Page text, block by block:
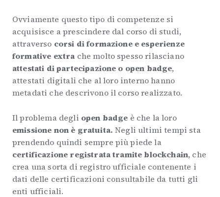
Ovviamente questo tipo di competenze si
acquisisce a prescindere dal corso di studi,
attraverso corsi di formazione e esperienze
formative extra che molto spesso rilasciano
attestati di partecipazione o open badge,
attestati digitali che al loro interno hanno
metadati che descrivono il corso realizzato.
Il problema degli open badge è che la loro
emissione non è gratuita.Negli ultimi tempi sta
prendendo quindi sempre più piede la
certificazione registrata tramite blockchain, che
crea una sorta di registro ufficiale contenente i
dati delle certificazioni consultabile da tutti gli
enti ufficiali.